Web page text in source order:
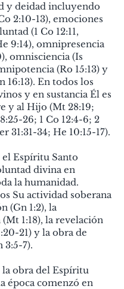
y deidad incluyendo
2:10-13), emociones
(1 Co 12:11,
9:14), omnipresencia
omnisciencia (Is
(Ro 15:13) y
16:13). En todos los
y en sustancia Él es
y al Hijo (Mt 28:19;
26; 1 Co 12:4-6; 2
31:31-34; He 10:15-17).
el Espíritu Santo
divina en
la humanidad.
Su actividad soberana
(Gn 1:2), la
1:18), la revelación
21) y la obra de
3:5-7).
la obra del Espíritu
época comenzó en